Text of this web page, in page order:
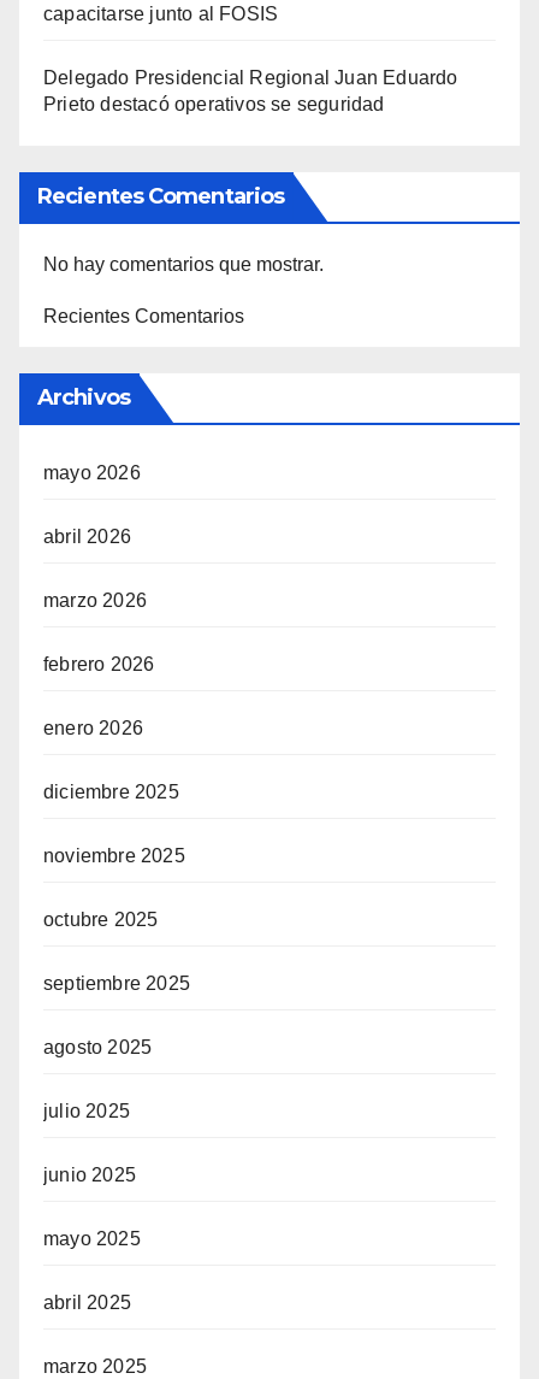
capacitarse junto al FOSIS
Delegado Presidencial Regional Juan Eduardo
Prieto destacó operativos se seguridad
Recientes Comentarios
No hay comentarios que mostrar.
Recientes Comentarios
Archivos
mayo 2026
abril 2026
marzo 2026
febrero 2026
enero 2026
diciembre 2025
noviembre 2025
octubre 2025
septiembre 2025
agosto 2025
julio 2025
junio 2025
mayo 2025
abril 2025
marzo 2025